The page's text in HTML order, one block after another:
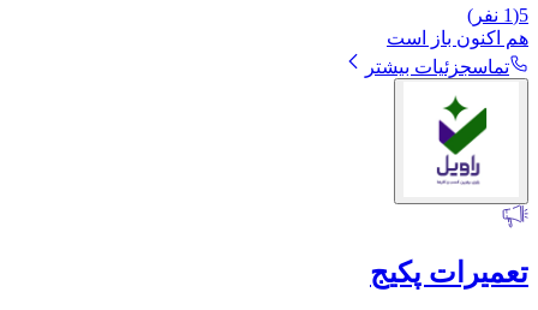
5
(
1 نفر)
هم اکنون باز است
تماسجزئیات بیشتر
تعمیرات پکیج